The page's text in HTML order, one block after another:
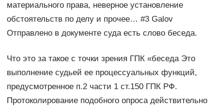
материального права, неверное установление
обстоятельств по делу и прочее… #3 Galov
Отправлено в документе суда есть слово беседа.
Что это за такое с точки зрения ГПК «беседа Это
выполнение судьей ее процессуальных функций,
предусмотренное п.2 части 1 ст.150 ГПК РФ.
Протоколирование подобного опроса действительно